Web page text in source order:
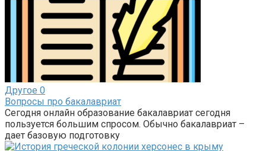
Другое 0
Вопросы про бакалавриат
Сегодня онлайн образование бакалавриат сегодня
пользуется большим спросом. Обычно бакалавриат –
дает базовую подготовку